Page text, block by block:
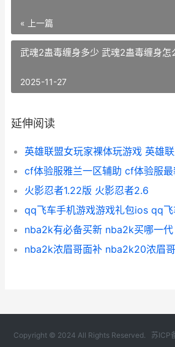
« 上一篇
武魂2蛊毒缠身多少 武魂2蛊毒缠身怎
2025-11-27
延伸阅读
cf体验服雅兰一区辅助 cf体验服最
火影忍者1.22版 火影忍者2.6
qq飞车手机游戏游戏礼包ios qq
nba2k有必备买新 nba2k买哪一代
nba2k浓眉哥面补 nba2k20浓眉
Copyright © 2024 All Rights Reserved. 苏ICP